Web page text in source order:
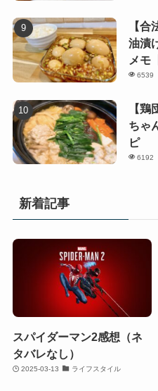
【
油漬
メモ
6539
【
ちゃ
ピ
6192
新着記事
スパイダーマン2感想（ネ
タバレなし）
2025-03-13 ライフスタイル